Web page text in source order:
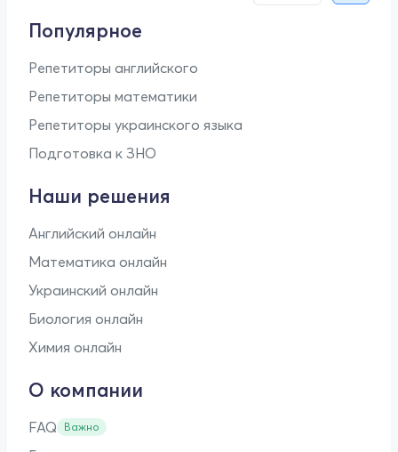
Популярное
Репетиторы английского
Репетиторы математики
Репетиторы украинского языка
Подготовка к ЗНО
Наши решения
Английский онлайн
Математика онлайн
Украинский онлайн
Биология онлайн
Химия онлайн
О компании
FAQ Важно